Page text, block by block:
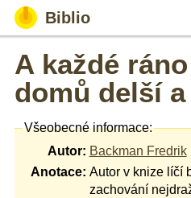
Biblio
A každé
domů delší
Všeobecné informace:
Autor: Backman Fredrik
Anotace: Autor v knize líčí
zachování